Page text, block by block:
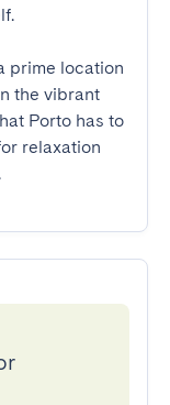
prime location
the vibrant
Porto has to
relaxation